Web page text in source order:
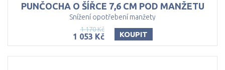
PUNČOCHA O ŠÍŘCE 7,6 CM POD MANŽETU
Snížení opotřebení manžety
1 170 Kč
1 053 Kč KOUPIT